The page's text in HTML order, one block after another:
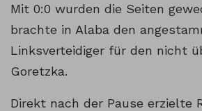
Mit 0:0 wurden die Seiten
brachte in Alaba den
Linksverteidiger für den nicht
Goretzka.
Direkt nach der Pause erzielte